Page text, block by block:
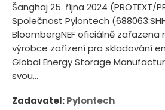
Šanghaj 25. října 2024 (PROTEXT/
Společnost Pylontech
BloombergNEF oficiálně zařazena
výrobce zařízení pro skladování
Global Energy Storage
svou...
Zadavatel:Pylontech